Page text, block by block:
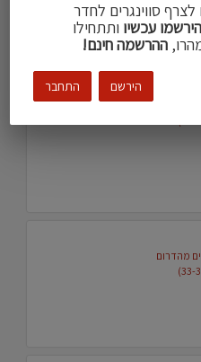
מהדרום
סווינגרים לחדר
הירשמו עכשיו ותתחילו
ההרשמה חינם!
הירשם התחבר